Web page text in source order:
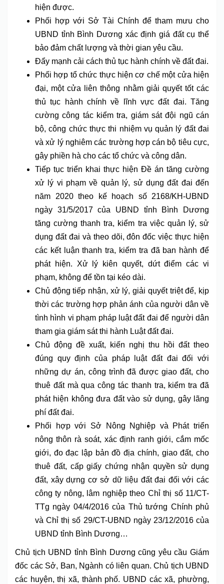
hiện được.
Phối hợp với Sở Tài Chính để tham mưu cho
UBND tỉnh Bình Dương xác định giá đất cụ thể
bảo đảm chất lượng và thời gian yêu cầu.
Đẩy mạnh cải cách thủ tục hành chính về đất đai.
Phối hợp tổ chức thực hiện cơ chế một cửa hiện
đại, một cửa liên thông nhằm giải quyết tốt các
thủ tục hành chính về lĩnh vực đất đai. Tăng
cường công tác kiểm tra, giám sát đội ngũ cán
bộ, công chức thực thi nhiệm vụ quản lý đất đai
và xử lý nghiêm các trường hợp cán bộ tiêu cực,
gây phiền hà cho các tổ chức và công dân.
Tiếp tục triển khai thực hiện Đề án tăng cường
xử lý vi phạm về quản lý, sử dụng đất đai đến
năm 2020 theo kế hoạch số 2168/KH-UBND
ngày 31/5/2017 của UBND tỉnh Bình Dương
tăng cường thanh tra, kiểm tra việc quản lý, sử
dụng đất đai và theo dõi, đôn đốc việc thực hiện
các kết luận thanh tra, kiểm tra đã ban hành để
phát hiện. Xử lý kiên quyết, dứt điểm các vi
phạm, không để tồn tại kéo dài.
Chủ động tiếp nhận, xử lý, giải quyết triệt để, kịp
thời các trường hợp phản ánh của người dân về
tình hình vi phạm pháp luật đất đai để người dân
tham gia giám sát thi hành Luật đất đai.
Chủ động đề xuất, kiến nghị thu hồi đất theo
đúng quy định của pháp luật đất đai đối với
những dự án, công trình đã được giao đất, cho
thuê đất mà qua công tác thanh tra, kiểm tra đã
phát hiện không đưa đất vào sử dụng, gây lãng
phí đất đai.
Phối hợp với Sở Nông Nghiệp và Phát triển
nông thôn rà soát, xác định ranh giới, cắm mốc
giới, đo đạc lập bản đồ địa chính, giao đất, cho
thuê đất, cấp giấy chứng nhận quyền sử dụng
đất, xây dựng cơ sở dữ liệu đất đai đối với các
công ty nông, lâm nghiệp theo Chỉ thị số 11/CT-
TTg ngày 04/4/2016 của Thủ tướng Chính phủ
và Chỉ thị số 29/CT-UBND ngày 23/12/2016 của
UBND tỉnh Bình Dương…
Chủ tịch UBND tỉnh Bình Dương cũng yêu cầu Giám
đốc các Sở, Ban, Ngành có liên quan. Chủ tịch UBND
các huyện, thị xã, thành phố. UBND các xã, phường,